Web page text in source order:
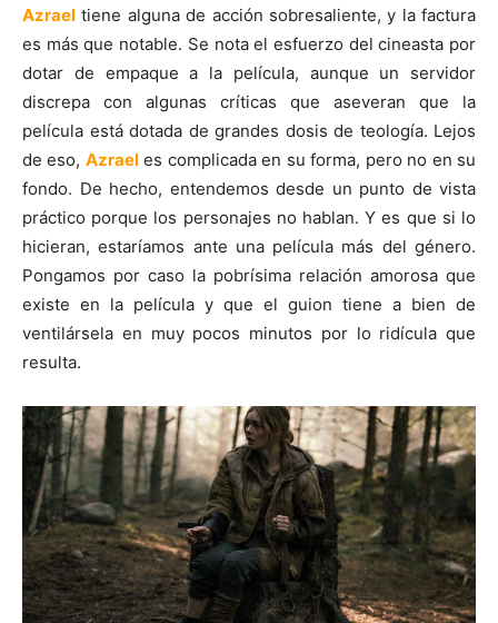
Azrael tiene alguna de acción sobresaliente, y la factura
es más que notable. Se nota el esfuerzo del cineasta por
dotar de empaque a la película, aunque un servidor
discrepa con algunas críticas que aseveran que la
película está dotada de grandes dosis de teología. Lejos
de eso, Azraeles complicada en su forma, pero no en su
fondo. De hecho, entendemos desde un punto de vista
práctico porque los personajes no hablan. Y es que si lo
hicieran, estaríamos ante una película más del género.
Pongamos por caso la pobrísima relación amorosa que
existe en la película y que el guion tiene a bien de
ventilársela en muy pocos minutos por lo ridícula que
resulta.